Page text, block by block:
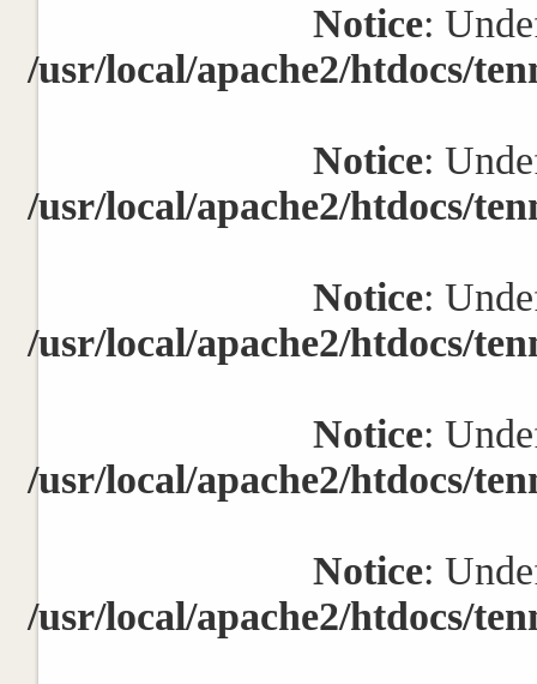
Notice:
/usr/local/apache2/htdocs/
Notice:
/usr/local/apache2/htdocs/
Notice:
/usr/local/apache2/htdocs/
Notice:
/usr/local/apache2/htdocs/
Notice:
/usr/local/apache2/htdocs/